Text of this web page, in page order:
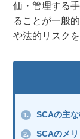
価・管理する
ることが一般
や法的リスク
1. SCAの主
2. SCAのメリ